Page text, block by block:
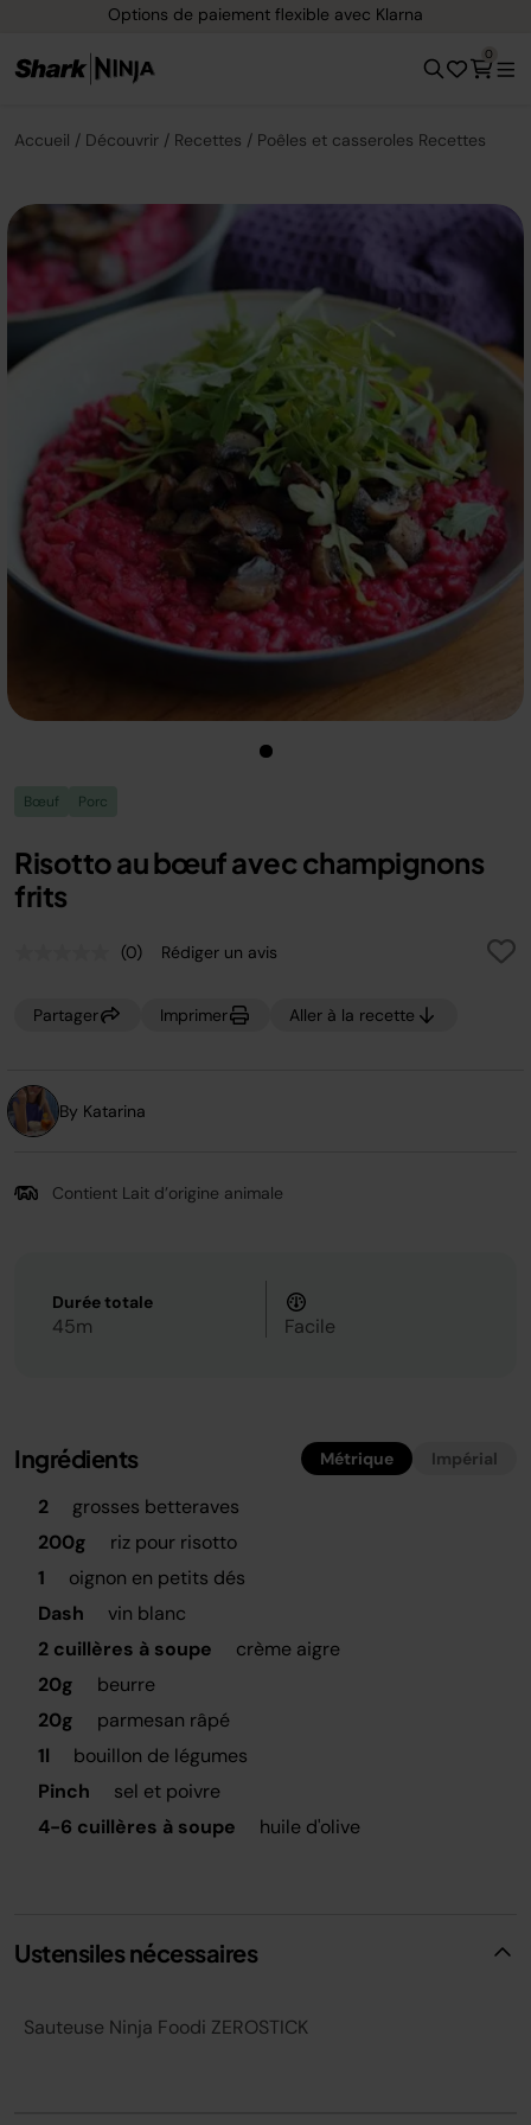
Options de paiement flexible avec Klarna
0
Accueil Découvrir Recettes Poêles et casseroles Recettes
Bœuf Porc
Risotto au bœuf avec champignons
frits
Aucune
notation.
page.
(0) Rédiger un avis
Partager Imprimer Aller à la recette
By Katarina
Contient Lait d’origine animale
Durée totale
45m Facile
Ingrédients Métrique Impérial
2
grosses betteraves
200g
riz pour risotto
1
oignon en petits dés
Dash
vin blanc
2 cuillères à soupe
crème aigre
20g
beurre
20g
parmesan râpé
1l
bouillon de légumes
Pinch
sel et poivre
4-6 cuillères à soupe
huile d'olive
Ustensiles nécessaires
Sauteuse Ninja Foodi ZEROSTICK